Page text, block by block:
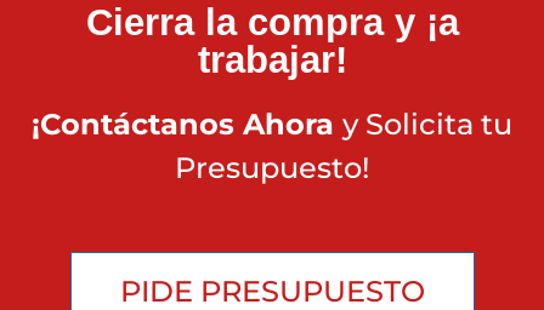
Cierra la compra y ¡a
trabajar!
¡Contáctanos Ahora y Solicita tu
Presupuesto!
PIDE PRESUPUESTO